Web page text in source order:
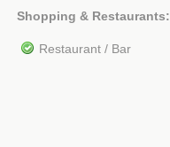
Shopping & Restaurants:
Restaurant / Bar